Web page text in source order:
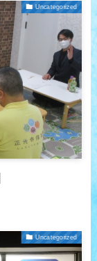
Uncategorized
Uncategorized